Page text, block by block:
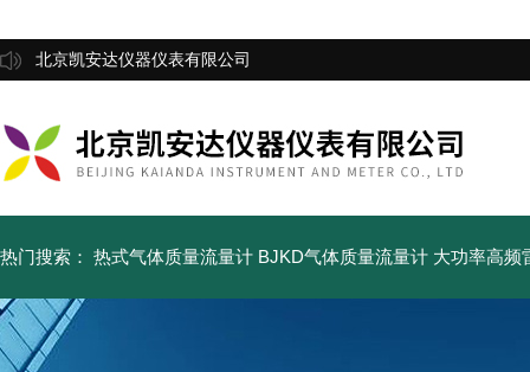
北京凯安达仪器仪表有限公司
热门搜索： 热式气体质量流量计 BJKD气体质量流量计 大功率高频